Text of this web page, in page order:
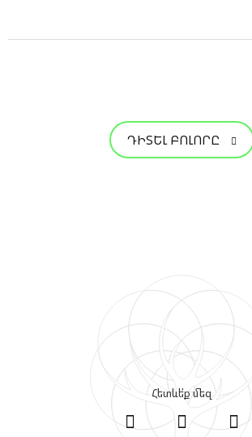
ԴԻՏԵԼ ԲՈԼՈՐԸ
Հետևե՛ք մեզ